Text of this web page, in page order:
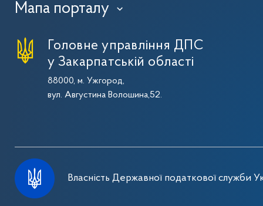
Мапа порталу ›
Головне управління ДПС
у Закарпатській області
88000, м. Ужгород,
вул. Августина Волошина,52.
Власність Державної податкової служби